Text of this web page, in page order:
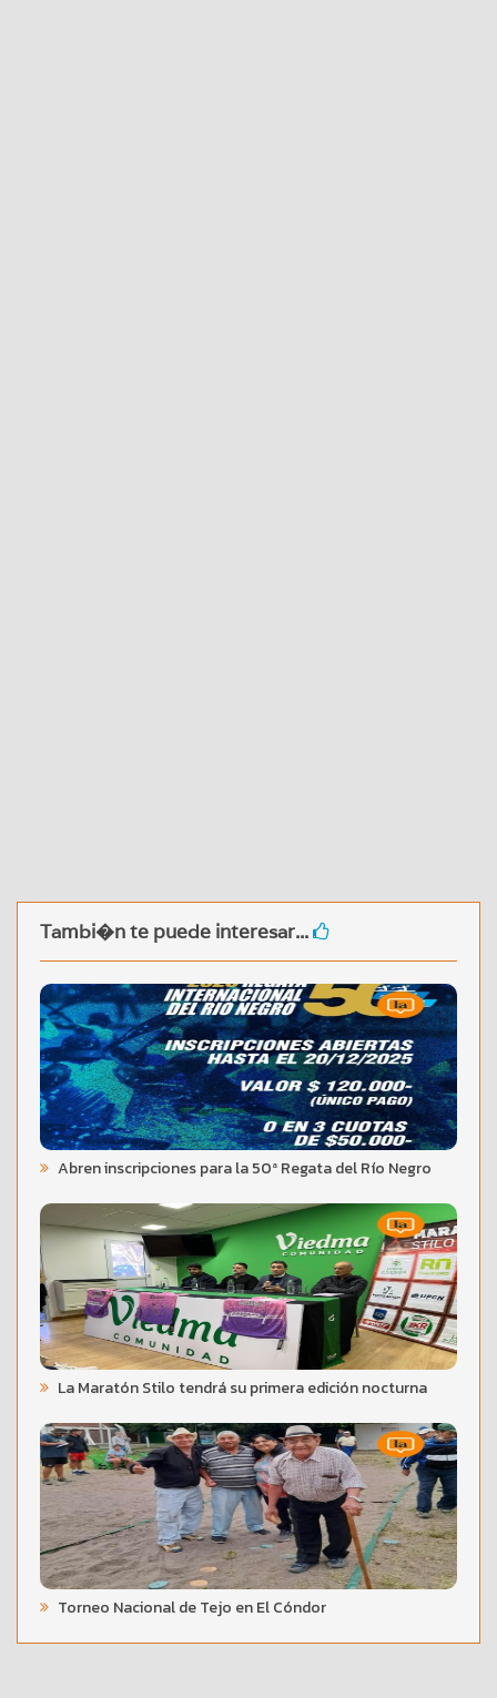
Tambi�n te puede interesar...
Abren inscripciones para la 50ª Regata del Río Negro
La Maratón Stilo tendrá su primera edición nocturna
Torneo Nacional de Tejo en El Cóndor